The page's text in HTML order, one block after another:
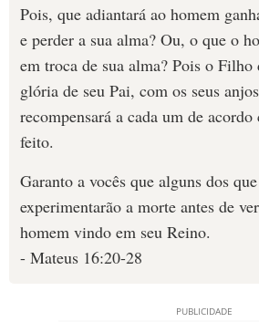
Pois, que adiantará ao homem
e perder a sua alma? Ou, o que o
em troca de sua alma? Pois o
glória de seu Pai, com os seus
recompensará a cada um de
feito.
Garanto a vocês que alguns dos
experimentarão a morte antes de
homem vindo em seu Reino.
- Mateus 16:20-28